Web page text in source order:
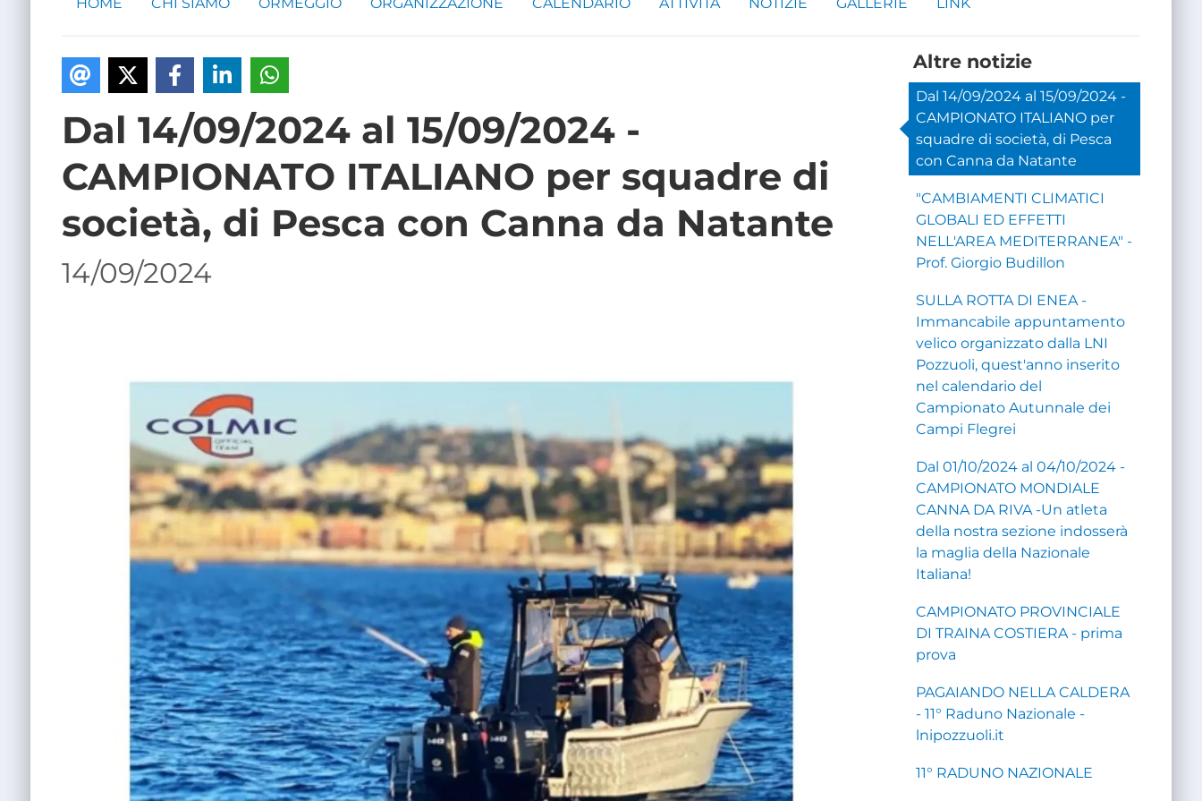
Dal 14/09/2024 al 15/09/2024 -
CAMPIONATO ITALIANO per squadre di
società, di Pesca con Canna da Natante
14/09/2024
Altre notizie
Dal 14/09/2024 al 15/09/2024 -
CAMPIONATO ITALIANO per
squadre di società, di Pesca
con Canna da Natante
"CAMBIAMENTI CLIMATICI
GLOBALI ED EFFETTI
NELL'AREA MEDITERRANEA" -
Prof. Giorgio Budillon
SULLA ROTTA DI ENEA -
Immancabile appuntamento
velico organizzato dalla LNI
Pozzuoli, quest'anno inserito
nel calendario del
Campionato Autunnale dei
Campi Flegrei
Dal 01/10/2024 al 04/10/2024 -
CAMPIONATO MONDIALE
CANNA DA RIVA -Un atleta
della nostra sezione indosserà
la maglia della Nazionale
Italiana!
CAMPIONATO PROVINCIALE
DI TRAINA COSTIERA - prima
prova
PAGAIANDO NELLA CALDERA
- 11° Raduno Nazionale -
lnipozzuoli.it
11° RADUNO NAZIONALE